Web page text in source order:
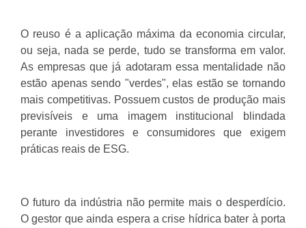
O reuso é a aplicação máxima da economia circular,
ou seja, nada se perde, tudo se transforma em valor.
As empresas que já adotaram essa mentalidade não
estão apenas sendo "verdes", elas estão se tornando
mais competitivas. Possuem custos de produção mais
previsíveis e uma imagem institucional blindada
perante investidores e consumidores que exigem
práticas reais de ESG.
O futuro da indústria não permite mais o desperdício.
O gestor que ainda espera a crise hídrica bater à porta